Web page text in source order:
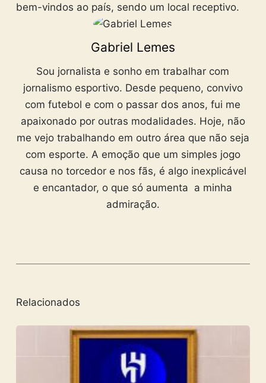
bem-vindos ao país, sendo um local receptivo.
Gabriel Lemes
Sou jornalista e sonho em trabalhar com
jornalismo esportivo. Desde pequeno, convivo
com futebol e com o passar dos anos, fui me
apaixonado por outras modalidades. Hoje, não
me vejo trabalhando em outro área que não seja
com esporte. A emoção que um simples jogo
causa no torcedor e nos fãs, é algo inexplicável
e encantador, o que só aumenta a minha
admiração.
Relacionados